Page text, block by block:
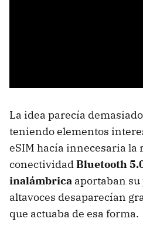
La idea parecía
teniendo elementos
eSIM hacía innecesaria la
conectividadBluetooth
inalámbrica aportaban su
altavoces desaparecían
que actuaba de esa forma.